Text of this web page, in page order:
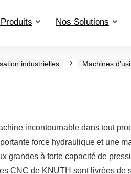
Nos Solutions
industrielles Machines
incontournable dans tout
force hydraulique et une
grandes à forte capacité de
CNC de KNUTH sont livrées